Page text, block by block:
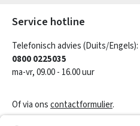
Service hotline
Telefonisch advies (Duits/Engels):
0800 0225035
ma-vr, 09.00 - 16.00 uur
Of via onscontactformulier.